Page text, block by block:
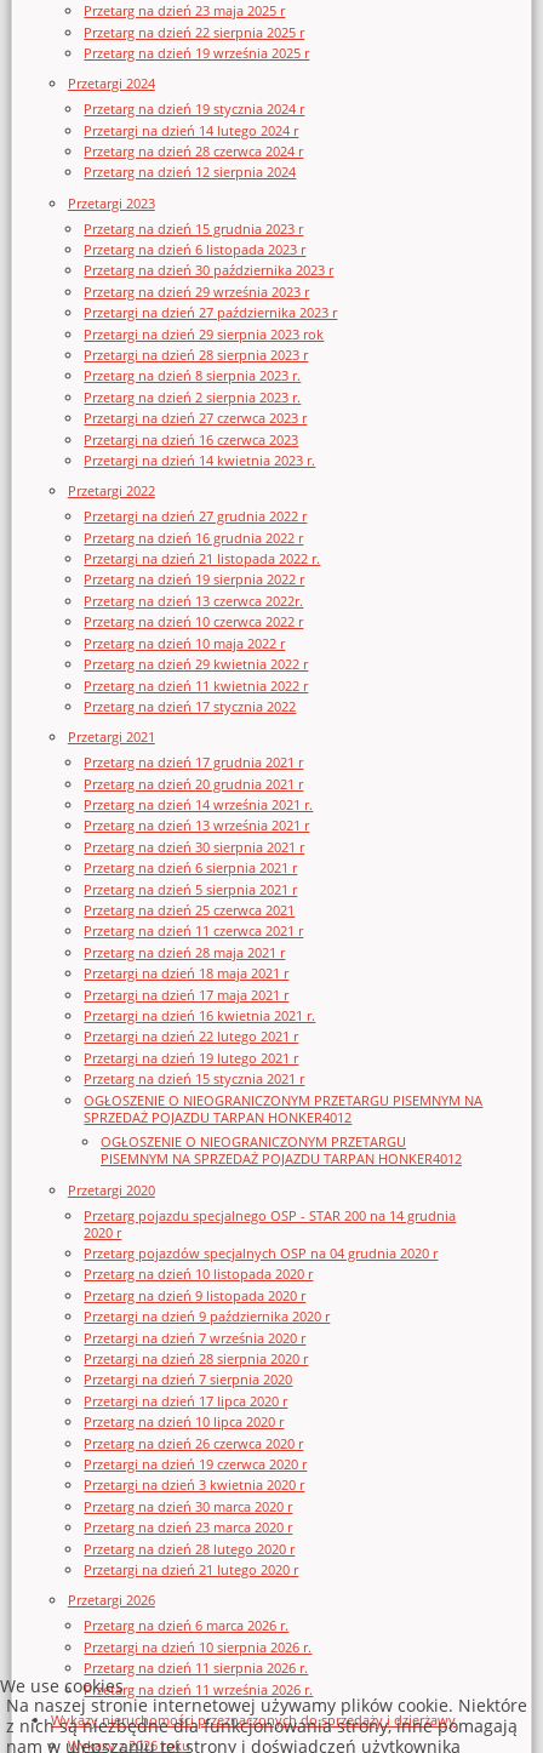
Przetarg na dzień 23 maja 2025 r
Przetarg na dzień 22 sierpnia 2025 r
Przetarg na dzień 19 września 2025 r
Przetargi 2024
Przetarg na dzień 19 stycznia 2024 r
Przetargi na dzień 14 lutego 2024 r
Przetarg na dzień 28 czerwca 2024 r
Przetarg na dzień 12 sierpnia 2024
Przetargi 2023
Przetarg na dzień 15 grudnia 2023 r
Przetarg na dzień 6 listopada 2023 r
Przetarg na dzień 30 października 2023 r
Przetarg na dzień 29 września 2023 r
Przetargi na dzień 27 października 2023 r
Przetargi na dzień 29 sierpnia 2023 rok
Przetargi na dzień 28 sierpnia 2023 r
Przetarg na dzień 8 sierpnia 2023 r.
Przetarg na dzień 2 sierpnia 2023 r.
Przetargi na dzień 27 czerwca 2023 r
Przetargi na dzień 16 czerwca 2023
Przetargi na dzień 14 kwietnia 2023 r.
Przetargi 2022
Przetargi na dzień 27 grudnia 2022 r
Przetarg na dzień 16 grudnia 2022 r
Przetargi na dzień 21 listopada 2022 r.
Przetarg na dzień 19 sierpnia 2022 r
Przetarg na dzień 13 czerwca 2022r.
Przetarg na dzień 10 czerwca 2022 r
Przetarg na dzień 10 maja 2022 r
Przetarg na dzień 29 kwietnia 2022 r
Przetarg na dzień 11 kwietnia 2022 r
Przetarg na dzień 17 stycznia 2022
Przetargi 2021
Przetarg na dzień 17 grudnia 2021 r
Przetarg na dzień 20 grudnia 2021 r
Przetarg na dzień 14 września 2021 r.
Przetarg na dzień 13 września 2021 r
Przetarg na dzień 30 sierpnia 2021 r
Przetarg na dzień 6 sierpnia 2021 r
Przetarg na dzień 5 sierpnia 2021 r
Przetarg na dzień 25 czerwca 2021
Przetarg na dzień 11 czerwca 2021 r
Przetarg na dzień 28 maja 2021 r
Przetargi na dzień 18 maja 2021 r
Przetargi na dzień 17 maja 2021 r
Przetargi na dzień 16 kwietnia 2021 r.
Przetargi na dzień 22 lutego 2021 r
Przetargi na dzień 19 lutego 2021 r
Przetarg na dzień 15 stycznia 2021 r
OGŁOSZENIE O NIEOGRANICZONYM PRZETARGU PISEMNYM NA
SPRZEDAŻ POJAZDU TARPAN HONKER4012
OGŁOSZENIE O NIEOGRANICZONYM PRZETARGU
PISEMNYM NA SPRZEDAŻ POJAZDU TARPAN HONKER4012
Przetargi 2020
Przetarg pojazdu specjalnego OSP - STAR 200 na 14 grudnia
2020 r
Przetarg pojazdów specjalnych OSP na 04 grudnia 2020 r
Przetarg na dzień 10 listopada 2020 r
Przetarg na dzień 9 listopada 2020 r
Przetargi na dzień 9 października 2020 r
Przetargi na dzień 7 września 2020 r
Przetargi na dzień 28 sierpnia 2020 r
Przetargi na dzień 7 sierpnia 2020
Przetargi na dzień 17 lipca 2020 r
Przetarg na dzień 10 lipca 2020 r
Przetarg na dzień 26 czerwca 2020 r
Przetargi na dzień 19 czerwca 2020 r
Przetargi na dzień 3 kwietnia 2020 r
Przetarg na dzień 30 marca 2020 r
Przetarg na dzień 23 marca 2020 r
Przetarg na dzień 28 lutego 2020 r
Przetargi na dzień 21 lutego 2020 r
Przetargi 2026
Przetarg na dzień 6 marca 2026 r.
Przetargi na dzień 10 sierpnia 2026 r.
Przetarg na dzień 11 sierpnia 2026 r.
Przetarg na dzień 11 września 2026 r.
Wykazy nieruchomości przeznaczonych do sprzedaży i dzierżawy
Wykazy z 2026 roku
We use cookies
Na naszej stronie internetowej używamy plików cookie. Niektóre
z nich są niezbędne dla funkcjonowania strony, inne pomagają
nam w ulepszaniu tej strony i doświadczeń użytkownika